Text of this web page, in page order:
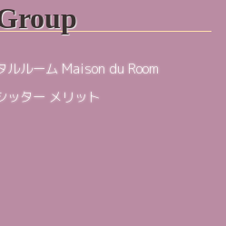
ルルーム Maison du Room
ッター メリット